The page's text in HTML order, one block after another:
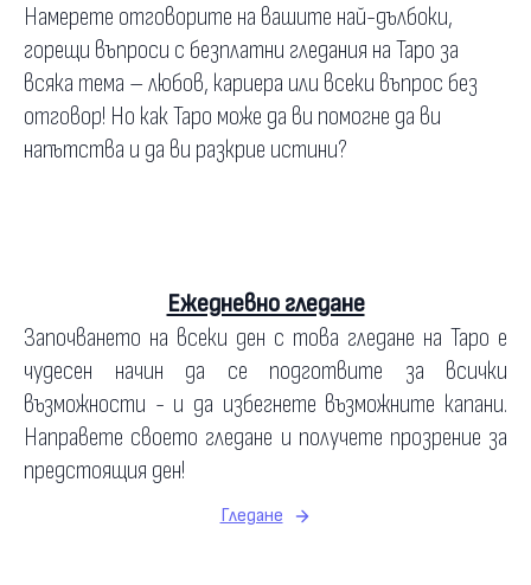
Намерете отговорите на вашите най-дълбоки,
горещи въпроси с безплатни гледания на Таро за
всяка тема – любов, кариера или всеки въпрос без
отговор! Но как Таро може да ви помогне да ви
напътства и да ви разкрие истини?
Ежедневно гледане
Започването на всеки ден с това гледане на Таро е
чудесен начин да се подготвите за всички
възможности - и да избегнете възможните капани.
Направете своето гледане и получете прозрение за
предстоящия ден!
Гледане